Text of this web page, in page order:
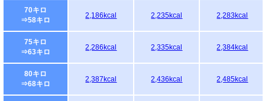
70キロ
⇒58キロ
2,186kcal 2,235kcal 2,283kcal
75キロ
⇒63キロ
2,286kcal 2,335kcal 2,384kcal
80キロ
⇒68キロ
2,387kcal 2,436kcal 2,485kcal